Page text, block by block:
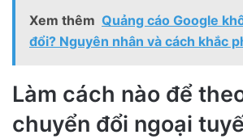
Xem thêm Quảng cáo Google
đổi? Nguyên nhân và cách khắc
Làm cách nào để
chuyển đổi ngoại